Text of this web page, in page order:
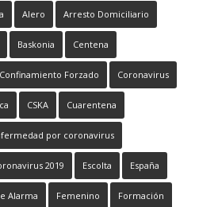
Alero Arresto Domiciliario
Baskonia Centena
Confinamiento Forzado Coronavirus
CSKA Cuarentena
por coronavirus
2019 Escolta España
Alarma Femenino Formación